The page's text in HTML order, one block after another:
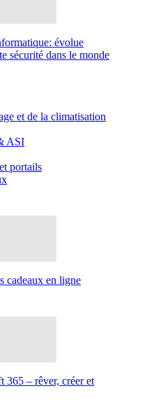
évolue
sécurité dans le monde
et de la climatisation
ASI
portails
cadeaux en ligne
365 – rêver, créer et